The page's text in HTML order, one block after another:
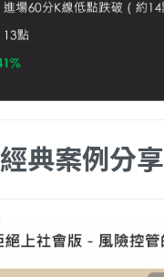
經典案例分享